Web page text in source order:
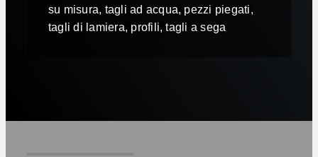
su misura, tagli ad acqua, pezzi piegati,
tagli di lamiera, profili, tagli a sega